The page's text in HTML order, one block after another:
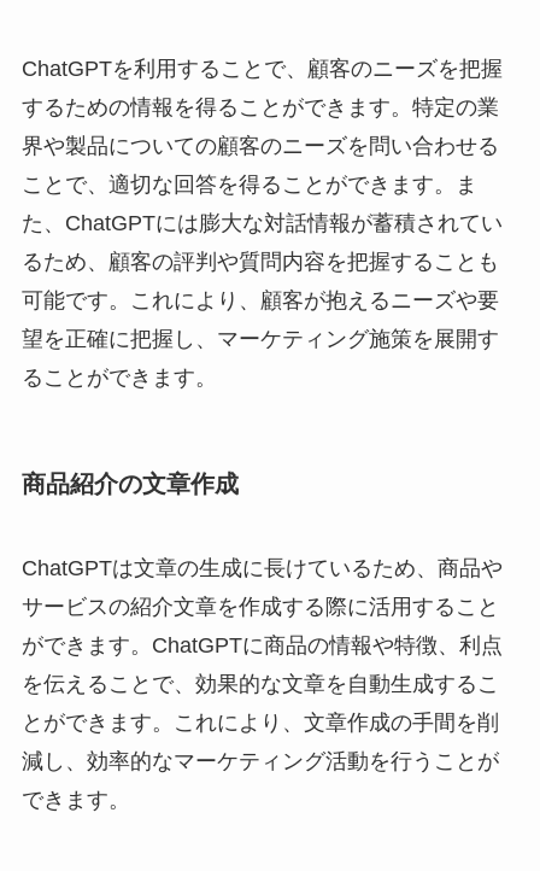
ChatGPTを利用することで、顧客のニーズを把握
するための情報を得ることができます。特定の業
界や製品についての顧客のニーズを問い合わせる
ことで、適切な回答を得ることができます。ま
た、ChatGPTには膨大な対話情報が蓄積されてい
るため、顧客の評判や質問内容を把握することも
可能です。これにより、顧客が抱えるニーズや要
望を正確に把握し、マーケティング施策を展開す
ることができます。
商品紹介の文章作成
ChatGPTは文章の生成に長けているため、商品や
サービスの紹介文章を作成する際に活用すること
ができます。ChatGPTに商品の情報や特徴、利点
を伝えることで、効果的な文章を自動生成するこ
とができます。これにより、文章作成の手間を削
減し、効率的なマーケティング活動を行うことが
できます。